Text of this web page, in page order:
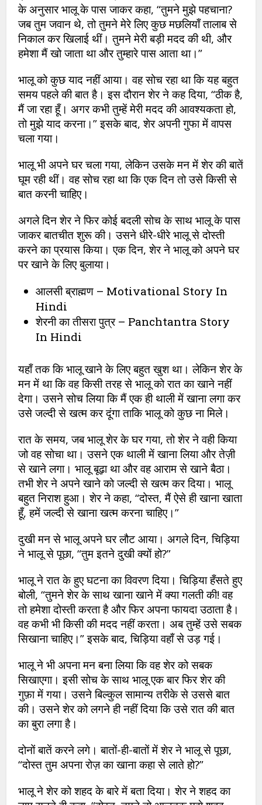
के अनुसार भालू के पास जाकर कहा, “तुमने मुझे पहचाना?
जब तुम जवान थे, तो तुमने मेरे लिए कुछ मछलियाँ तालाब से
निकाल कर खिलाई थीं। तुमने मेरी बड़ी मदद की थी, और
हमेशा मैं खो जाता था और तुम्हारे पास आता था।”
भालू को कुछ याद नहीं आया। वह सोच रहा था कि यह बहुत
समय पहले की बात है। इस दौरान शेर ने कह दिया, “ठीक है,
मैं जा रहा हूँ। अगर कभी तुम्हें मेरी मदद की आवश्यकता हो,
तो मुझे याद करना।” इसके बाद, शेर अपनी गुफा में वापस
चला गया।
भालू भी अपने घर चला गया, लेकिन उसके मन में शेर की बातें
घूम रही थीं। वह सोच रहा था कि एक दिन तो उसे किसी से
बात करनी चाहिए।
अगले दिन शेर ने फिर कोई बदली सोच के साथ भालू के पास
जाकर बातचीत शुरू की। उसने धीरे-धीरे भालू से दोस्ती
करने का प्रयास किया। एक दिन, शेर ने भालू को अपने घर
पर खाने के लिए बुलाया।
आलसी ब्राह्मण – Motivational Story In
Hindi
शेरनी का तीसरा पुत्र – Panchtantra Story
In Hindi
यहाँ तक कि भालू खाने के लिए बहुत खुश था। लेकिन शेर के
मन में था कि वह किसी तरह से भालू को रात का खाने नहीं
देगा। उसने सोच लिया कि मैं एक ही थाली में खाना लगा कर
उसे जल्दी से खत्म कर दूंगा ताकि भालू को कुछ ना मिले।
रात के समय, जब भालू शेर के घर गया, तो शेर ने वही किया
जो वह सोचा था। उसने एक थाली में खाना लिया और तेज़ी
से खाने लगा। भालू बूढ़ा था और वह आराम से खाने बैठा।
तभी शेर ने अपने खाने को जल्दी से खत्म कर दिया। भालू
बहुत निराश हुआ। शेर ने कहा, “दोस्त, मैं ऐसे ही खाना खाता
हूँ, हमें जल्दी से खाना खत्म करना चाहिए।”
दुखी मन से भालू अपने घर लौट आया। अगले दिन, चिड़िया
ने भालू से पूछा, “तुम इतने दुखी क्यों हो?”
भालू ने रात के हुए घटना का विवरण दिया। चिड़िया हँसते हुए
बोली, “तुमने शेर के साथ खाना खाने में क्या गलती की! वह
तो हमेशा दोस्ती करता है और फिर अपना फायदा उठाता है।
वह कभी भी किसी की मदद नहीं करता। अब तुम्हें उसे सबक
सिखाना चाहिए।” इसके बाद, चिड़िया वहाँ से उड़ गई।
भालू ने भी अपना मन बना लिया कि वह शेर को सबक
सिखाएगा। इसी सोच के साथ भालू एक बार फिर शेर की
गुफ़ा में गया। उसने बिल्कुल सामान्य तरीके से उससे बात
की। उसने शेर को लगने ही नहीं दिया कि उसे रात की बात
का बुरा लगा है।
दोनों बातें करने लगे। बातों-ही-बातों में शेर ने भालू से पूछा,
“दोस्त तुम अपना रोज़ का खाना कहा से लाते हो?”
भालू ने शेर को शहद के बारे में बता दिया। शेर ने शहद का